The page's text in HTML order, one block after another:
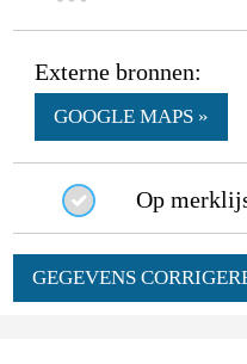
Externe bronnen:
GOOGLE MAPS »
Op
GEGEVENS